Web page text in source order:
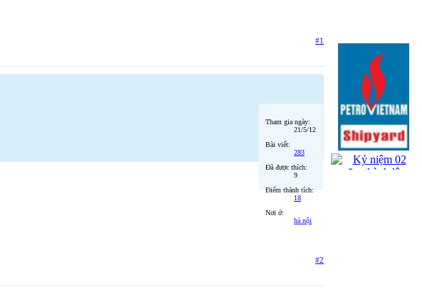
#1
Tham gia ngày:
21/5/12
Bài viết:
283
Đã được thích:
9
Điểm thành tích:
18
Nơi ở:
hà nội
#2